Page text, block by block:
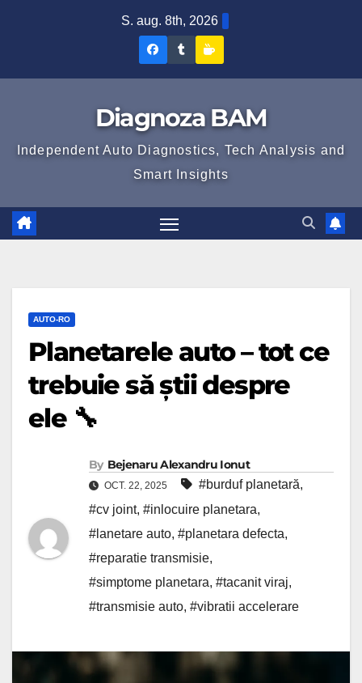
S. aug. 8th, 2026
Diagnoza
Facebook
Diagnoza
Tumblr
Diagnoza BAM
Independent Auto Diagnostics, Tech Analysis and
Smart Insights
AUTO-RO
Planetarele auto – tot ce
trebuie să știi despre
ele 🔧
By Bejenaru Alexandru Ionut
OCT. 22, 2025 #burduf planetară,
#cv joint, #inlocuire planetara,
#lanetare auto, #planetara defecta,
#reparatie transmisie,
#simptome planetara, #tacanit viraj,
#transmisie auto, #vibratii accelerare